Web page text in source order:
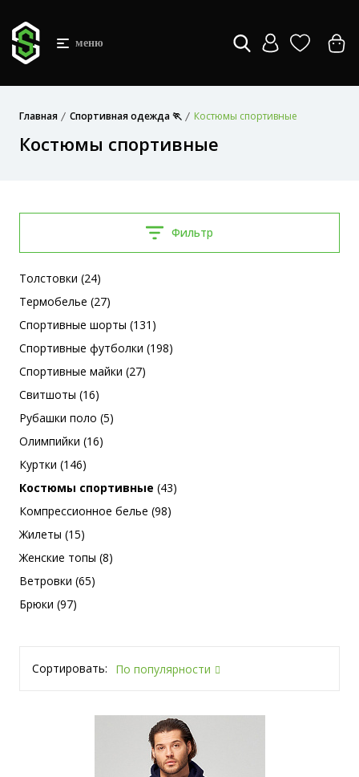
меню
Главная Спортивная одежда 🏃 Костюмы спортивные
Костюмы спортивные
Фильтр
Толстовки (24)
Термобелье (27)
Спортивные шорты (131)
Спортивные футболки (198)
Спортивные майки (27)
Свитшоты (16)
Рубашки поло (5)
Олимпийки (16)
Куртки (146)
Костюмы спортивные (43)
Компрессионное белье (98)
Жилеты (15)
Женские топы (8)
Ветровки (65)
Брюки (97)
Сортировать: По популярности